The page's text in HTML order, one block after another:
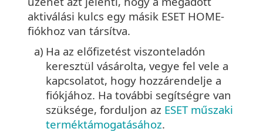
aktiválási kulcs egy másik ESET HOME-
fiókhoz van társítva.
a) Ha az előfizetést viszonteladón
keresztül vásárolta, vegye fel vele a
kapcsolatot, hogy hozzárendelje a
fiókjához. Ha további segítségre van
szüksége, forduljon az ESET műszaki
terméktámogatásához.